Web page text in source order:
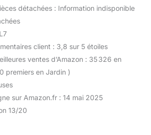
détachées : Information indisponible
client : 3,8 sur 5 étoiles
ventes d’Amazon : 35 326 en
premiers en Jardin )
sur Amazon.fr : 14 mai 2025
13/20